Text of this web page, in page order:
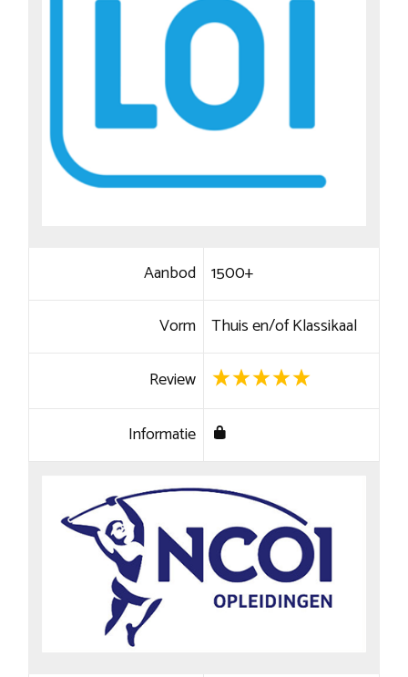
Aanbod 1500+
Vorm Thuis en/of Klassikaal
Review
Informatie